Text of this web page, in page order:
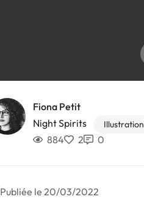
Fiona Petit
Night Spirits
Illustration
884 2 0
Publiée le 20/03/2022